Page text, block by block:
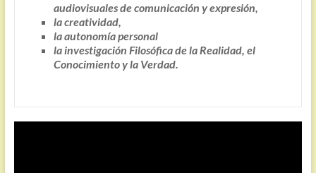
audiovisuales de comunicación y expresión,
la creatividad,
la autonomía personal
la investigación Filosófica de la Realidad, el
Conocimiento y la Verdad.